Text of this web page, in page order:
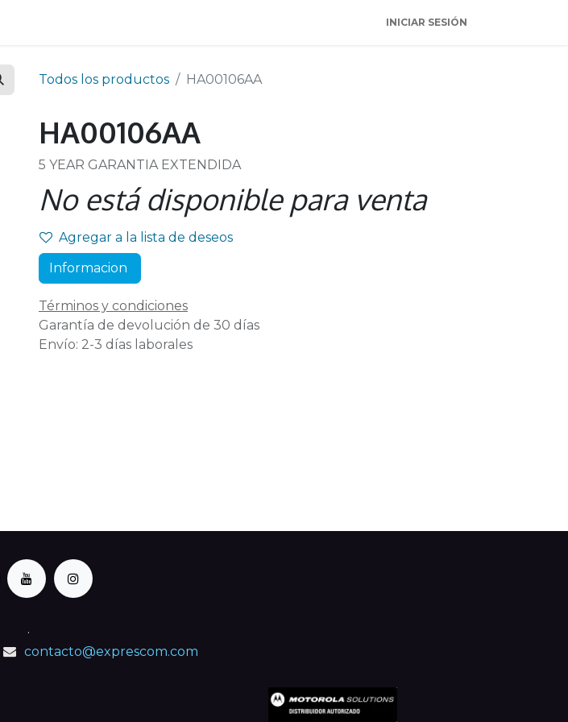
INICIAR SESIÓN
Todos los productos HA00106AA
HA00106AA
5 YEAR GARANTIA EXTENDIDA
No está disponible para venta
Agregar a la lista de deseos
Informacion
Términos y condiciones
Garantía de devolución de 30 días
Envío: 2-3 días laborales
.
contacto@exprescom.com